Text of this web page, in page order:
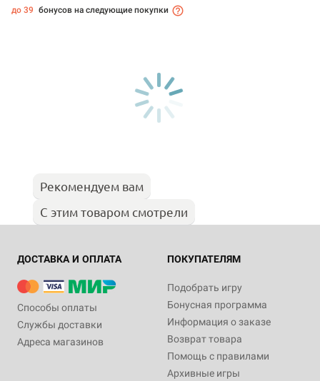
до 39 бонусов на следующие покупки
Рекомендуем вам
С этим товаром смотрели
ДОСТАВКА И ОПЛАТА
Способы оплаты
Службы доставки
Адреса магазинов
ПОКУПАТЕЛЯМ
Подобрать игру
Бонусная программа
Информация о заказе
Возврат товара
Помощь с правилами
Архивные игры